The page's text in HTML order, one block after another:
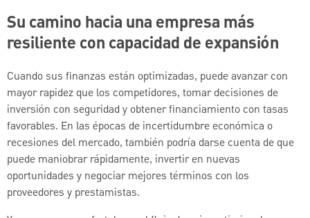
Su camino hacia una empresa más
resiliente con capacidad de expansión
Cuando sus finanzas están optimizadas, puede avanzar con
mayor rapidez que los competidores, tomar decisiones de
inversión con seguridad y obtener financiamiento con tasas
favorables. En las épocas de incertidumbre económica o
recesiones del mercado, también podría darse cuenta de que
puede maniobrar rápidamente, invertir en nuevas
oportunidades y negociar mejores términos con los
proveedores y prestamistas.